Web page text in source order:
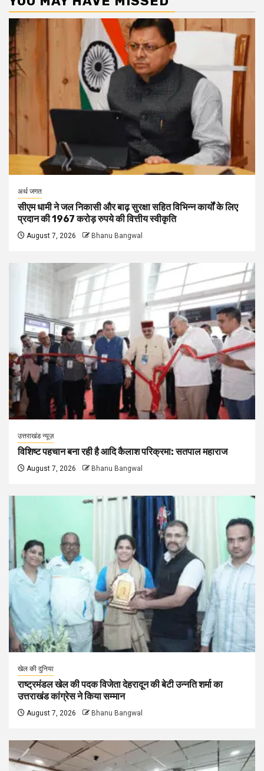
अर्थ जगत
सीएम धामी ने जल निकासी और बाढ़ सुरक्षा सहित विभिन्न कार्यों के लिए
प्रदान की 1967 करोड़ रुपये की वित्तीय स्वीकृति
August 7, 2026 Bhanu Bangwal
उत्तराखंड न्यूज़
विशिष्ट पहचान बना रही है आदि कैलाश परिक्रमा: सतपाल महाराज
August 7, 2026 Bhanu Bangwal
खेल की दुनिया
राष्ट्रमंडल खेल की पदक विजेता देहरादून की बेटी उन्नति शर्मा का
उत्तराखंड कांग्रेस ने किया सम्मान
August 7, 2026 Bhanu Bangwal